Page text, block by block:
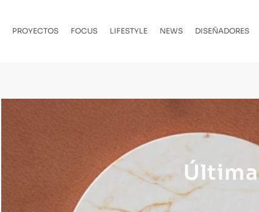
PROYECTOS FOCUS LIFESTYLE NEWS DISEÑADORES